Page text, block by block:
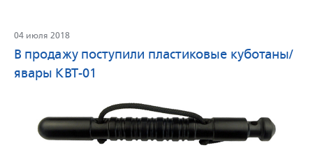
04 июля 2018
В продажу поступили пластиковые куботаны/
явары KBT-01